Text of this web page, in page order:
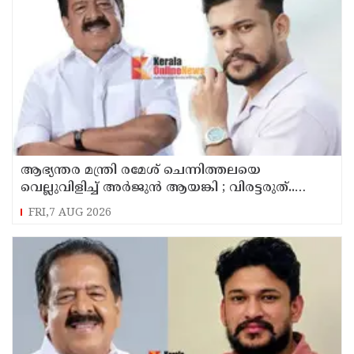
ആഭ്യന്തര മന്ത്രി രമേശ് ചെന്നിത്തലയെ
വെല്ലുവിളിച്ച് അ‍ർജുൻ ആയങ്കി ; വിരട്ടരുത്..
വളർന്ന പാർട്ടി വേറെയാണ് !
FRI,7 AUG 2026